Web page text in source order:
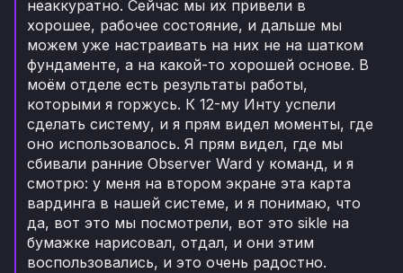
неаккуратно. Сейчас мы их привели в
хорошее, рабочее состояние, и дальше мы
можем уже настраивать на них не на шатком
фундаменте, а на какой-то хорошей основе. В
моём отделе есть результаты работы,
которыми я горжусь. К 12-му Инту успели
сделать систему, и я прям видел моменты, где
оно использовалось. Я прям видел, где мы
сбивали ранние Observer Ward у команд, и я
смотрю: у меня на втором экране эта карта
вардинга в нашей системе, и я понимаю, что
да, вот это мы посмотрели, вот это sikle на
бумажке нарисовал, отдал, и они этим
воспользовались, и это очень радостно.